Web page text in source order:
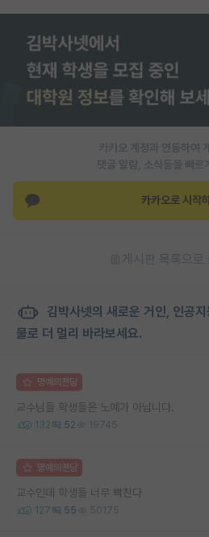
카카오 계정과 연동하여
댓글 알람, 소식등을 빠르
카카오로 시작
게시판 목록으로
김박사넷의 새로운 거인, 인공
물로 더 멀리 바라보세요.
명예의전당
교수님들 학생들은 노예가 아닙니다.
132 52 19745
명예의전당
교수인데 학생들 너무 빡친다
127 55 50175